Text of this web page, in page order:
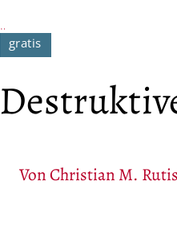
VonChristian M.